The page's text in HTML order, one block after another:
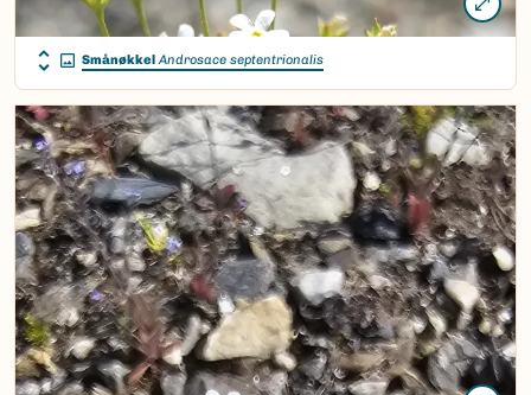
Smånøkkel Androsace septentrionalis